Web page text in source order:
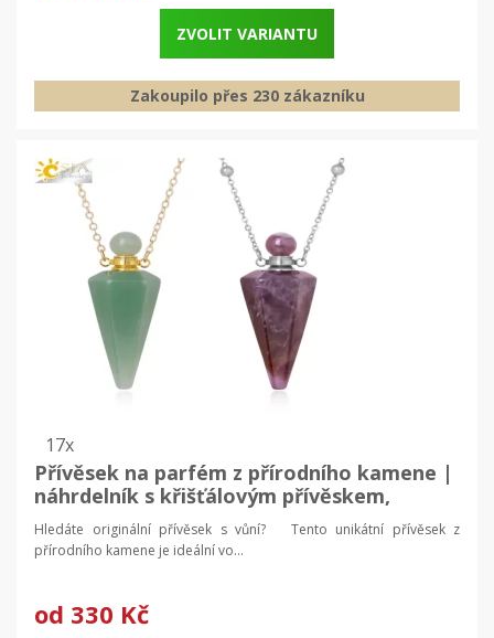
ZVOLIT VARIANTU
Zakoupilo přes 230 zákazníku
17x
Přívěsek na parfém z přírodního kamene |
náhrdelník s křišťálovým přívěskem,
esenciální oleje
Hledáte originální přívěsek s vůní? Tento unikátní přívěsek z
přírodního kamene je ideální vo...
od 330 Kč